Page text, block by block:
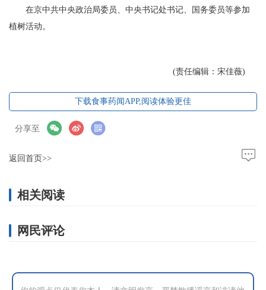
在京中共中央政治局委员、中央书记处书记、国务委员等参加
植树活动。
(责任编辑：宋佳薇)
下载食事药闻APP,阅读体验更佳
分享至
返回首页>>
相关阅读
网民评论